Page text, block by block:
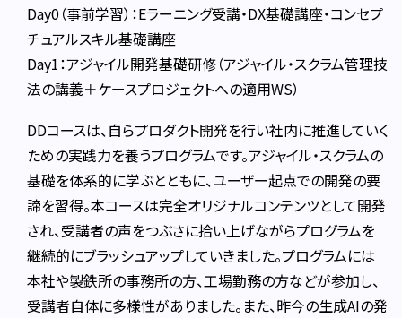
Day0（事前学習）：Eラーニング受講・DX基礎講座・コンセプ
チュアルスキル基礎講座
Day1：アジャイル開発基礎研修（アジャイル・スクラム管理技
法の講義＋ケースプロジェクトへの適用WS）
DDコースは、自らプロダクト開発を行い社内に推進していく
ための実践力を養うプログラムです。アジャイル・スクラムの
基礎を体系的に学ぶとともに、ユーザー起点での開発の要
諦を習得。本コースは完全オリジナルコンテンツとして開発
され、受講者の声をつぶさに拾い上げながらプログラムを
継続的にブラッシュアップしていきました。プログラムには
本社や製鉄所の事務所の方、工場勤務の方などが参加し、
受講者自体に多様性がありました。また、昨今の生成AIの発